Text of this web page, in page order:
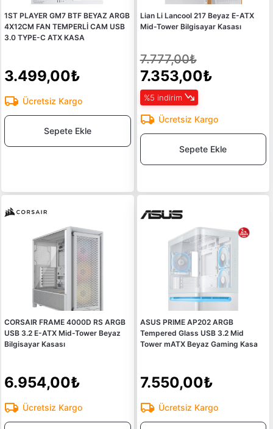
1ST PLAYER GM7 BTF BEYAZ ARGB
4X12CM FAN TEMPERLİ CAM USB
3.0 TYPE-C ATX KASA
3.499,00₺
Ücretsiz Kargo
Sepete Ekle
Lian Li Lancool 217 Beyaz E-ATX
Mid-Tower Bilgisayar Kasası
7.777,00₺
7.353,00₺
%5 indirim
Ücretsiz Kargo
Sepete Ekle
CORSAIR FRAME 4000D RS ARGB
USB 3.2 E-ATX Mid-Tower Beyaz
Bilgisayar Kasası
6.954,00₺
Ücretsiz Kargo
ASUS PRIME AP202 ARGB
Tempered Glass USB 3.2 Mid
Tower mATX Beyaz Gaming Kasa
7.550,00₺
Ücretsiz Kargo